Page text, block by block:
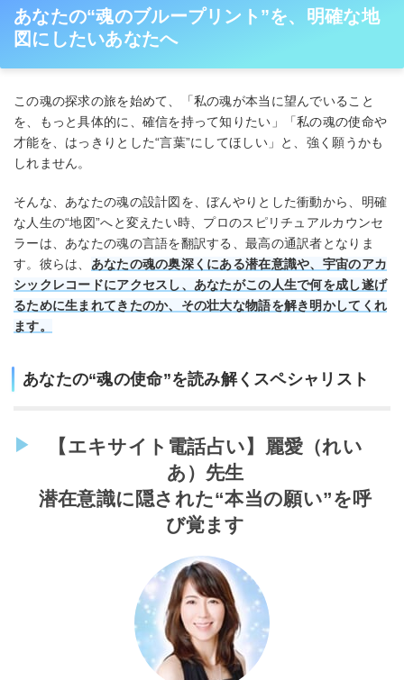
あなたの“魂のブループリント”を、明確な地
図にしたいあなたへ
この魂の探求の旅を始めて、「私の魂が本当に望んでいること
を、もっと具体的に、確信を持って知りたい」「私の魂の使命や
才能を、はっきりとした“言葉”にしてほしい」と、強く願うかも
しれません。
そんな、あなたの魂の設計図を、ぼんやりとした衝動から、明確
な人生の“地図”へと変えたい時、プロのスピリチュアルカウンセ
ラーは、あなたの魂の言語を翻訳する、最高の通訳者となりま
す。彼らは、 あなたの魂の奥深くにある潜在意識や、宇宙のアカ
シックレコードにアクセスし、あなたがこの人生で何を成し遂げ
るために生まれてきたのか、その壮大な物語を解き明かしてくれ
ます。
あなたの“魂の使命”を読み解くスペシャリスト
【エキサイト電話占い】麗愛（れい
あ）先生
潜在意識に隠された“本当の願い”を呼
び覚ます